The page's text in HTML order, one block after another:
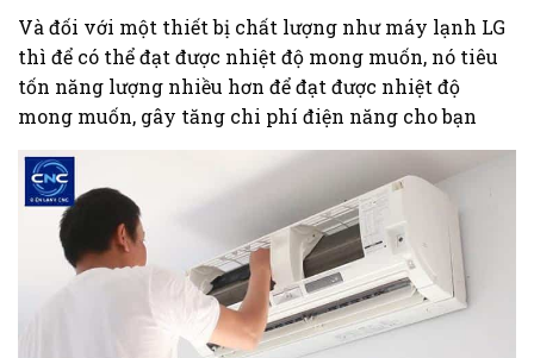
Và đối với một thiết bị chất lượng như máy lạnh LG
thì để có thể đạt được nhiệt độ mong muốn, nó tiêu
tốn năng lượng nhiều hơn để đạt được nhiệt độ
mong muốn, gây tăng chi phí điện năng cho bạn